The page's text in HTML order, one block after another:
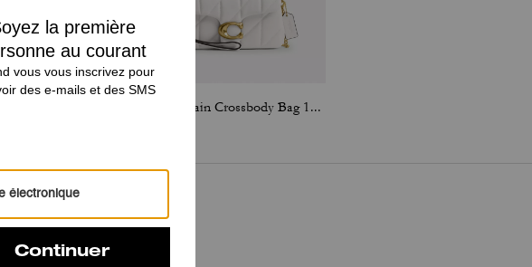
Tabby Chain Crossbody Bag 19 With Quilting